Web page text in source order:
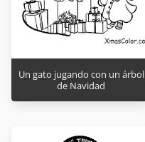
Un gato jugando con un árbol
de Navidad